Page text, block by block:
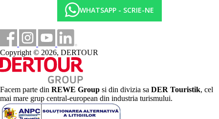
WHATSAPP - SCRIE-NE
Copyright © 2026, DERTOUR
Facem parte din REWE Group si din divizia sa DER Touristik, cel
mai mare grup central-european din industria turismului.